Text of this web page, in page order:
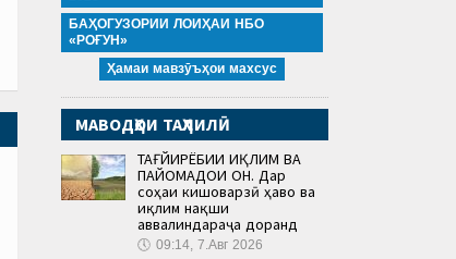
БАҲОГУЗОРИИ ЛОИҲАИ НБО
«РОҒУН»
Ҳамаи мавзӯъҳои махсус
МАВОДҲОИ ТАҲЛИЛӢ
ТАҒЙИРЁБИИ ИҚЛИМ ВА
ПАЙОМАДҲОИ ОН. Дар
соҳаи кишоварзӣ ҳаво ва
иқлим нақши
аввалиндараҷа доранд
🕔 09:14, 7.Авг 2026